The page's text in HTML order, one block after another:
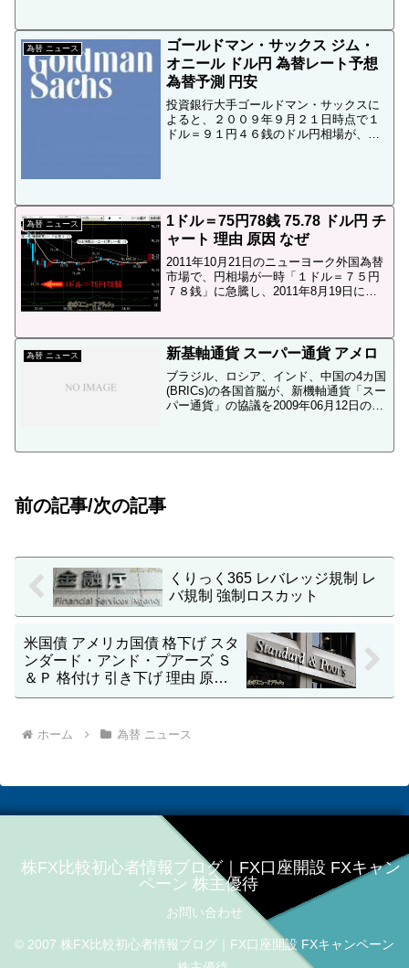
表示したドル円1分足チャートです...
為替 ニュース
ゴールドマン・サックス ジム・
オニール ドル円 為替レート予想
為替予測 円安
投資銀行大手ゴールドマン・サックスに
よると、２００９年９月２１日時点で１
ドル＝９１円４６銭のドル円相場が、
為替 ニュース
1ドル＝75円78銭 75.78 ドル円 チ
ャート 理由 原因 なぜ
2011年10月21日のニューヨーク外国為替
市場で、円相場が一時「１ドル＝７５円
７８銭」に急騰し、2011年8月19日につ
チャート上のチャート画像は店頭FX 相
対...
為替 ニュース 新基軸通貨 スーパー通貨 アメロ
ブラジル、ロシア、インド、中国の4カ国
(BRICs)の各国首脳が、新機軸通貨「スー
パー通貨」の協議を2009年06月12日の首
軸通貨誕生か BRICｓ首脳が16日に...
前の記事/次の記事
くりっく365 レバレッジ規制 レ
バ規制 強制ロスカット
米国債 アメリカ国債 格下げ スタ
ンダード・アンド・プアーズ Ｓ
＆Ｐ 格付け 引き下げ 理由 原因
影響 為替 株価
ホーム 為替 ニュース
株FX比較初心者情報ブログ｜FX口座開設 FXキャン
ペーン 株主優待
お問い合わせ
© 2007 株FX比較初心者情報ブログ｜FX口座開設 FXキャンペーン